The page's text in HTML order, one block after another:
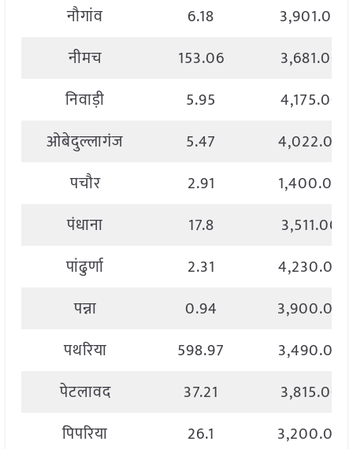
नौगांव
6.18
3,901.00
नीमच
153.06
3,681.00
निवाड़ी
5.95
4,175.00
ओबेदुल्लागंज
5.47
4,022.00
पचौर
2.91
1,400.00
पंधाना
17.8
3,511.00
पांढुर्णा
2.31
4,230.00
पन्ना
0.94
3,900.00
पथरिया
598.97
3,490.00
पेटलावद
37.21
3,815.00
पिपरिया
26.1
3,200.00